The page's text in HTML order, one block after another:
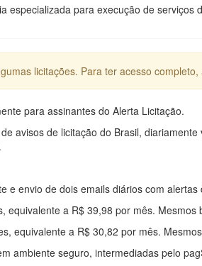
especializada para execução de
licitações. Para ter acesso
para assinantes do Alerta Licitação.
avisos de licitação do Brasil,
e envio de dois emails diários com
equivalente a R$ 39,98 por mês.
equivalente a R$ 30,82 por mês.
ambiente seguro, intermediadas pelo